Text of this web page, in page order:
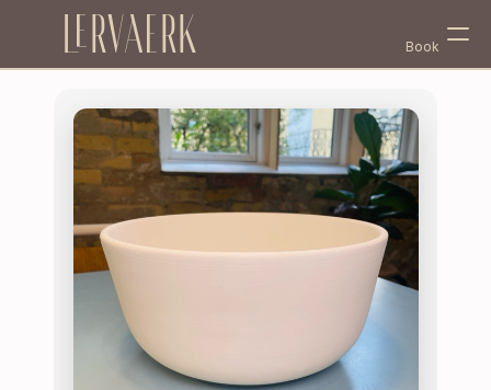
Lervaerk Book
Select Language
Danish (Denmark)